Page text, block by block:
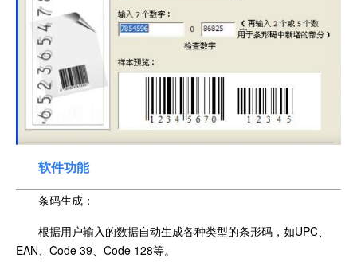
软件功能
条码生成：
根据用户输入的数据自动生成各种类型的条形码，如UPC、
EAN、Code 39、Code 128等。